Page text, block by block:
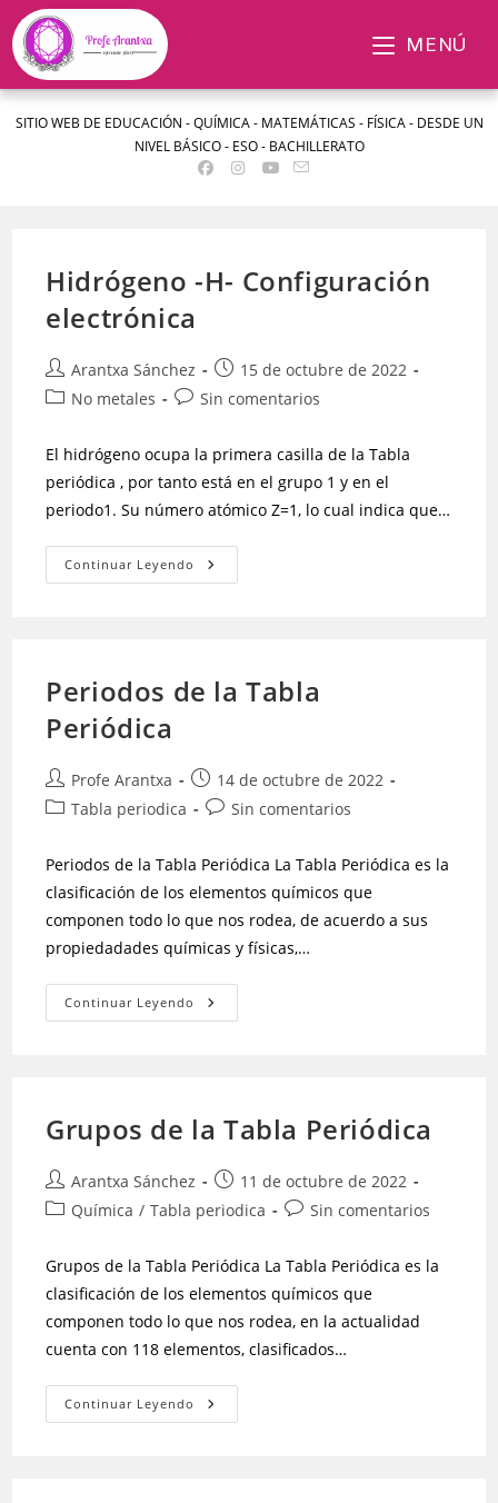
SITIO WEB DE EDUCACIÓN - QUÍMICA - MATEMÁTICAS - FÍSICA - DESDE UN
NIVEL BÁSICO - ESO - BACHILLERATO
MENÚ
Hidrógeno -H- Configuración
electrónica
Arantxa Sánchez
15 de octubre de 2022
No metales
Sin comentarios
El hidrógeno ocupa la primera casilla de la Tabla
periódica , por tanto está en el grupo 1 y en el
periodo1. Su número atómico Z=1, lo cual indica que…
Continuar Leyendo
Periodos de la Tabla
Periódica
Profe Arantxa
14 de octubre de 2022
Tabla periodica
Sin comentarios
Periodos de la Tabla Periódica La Tabla Periódica es la
clasificación de los elementos químicos que
componen todo lo que nos rodea, de acuerdo a sus
propiedadades químicas y físicas,…
Continuar Leyendo
Grupos de la Tabla Periódica
Arantxa Sánchez
11 de octubre de 2022
Química / Tabla periodica Sin comentarios
Grupos de la Tabla Periódica La Tabla Periódica es la
clasificación de los elementos químicos que
componen todo lo que nos rodea, en la actualidad
cuenta con 118 elementos, clasificados…
Continuar Leyendo